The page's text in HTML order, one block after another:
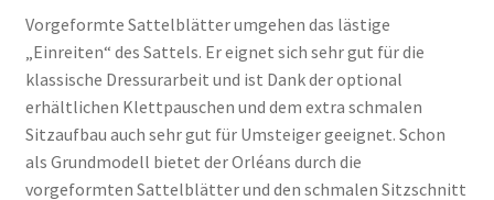
Vorgeformte Sattelblätter umgehen das lästige
„Einreiten“ des Sattels. Er eignet sich sehr gut für die
klassische Dressurarbeit und ist Dank der optional
erhältlichen Klettpauschen und dem extra schmalen
Sitzaufbau auch sehr gut für Umsteiger geeignet. Schon
als Grundmodell bietet der Orléans durch die
vorgeformten Sattelblätter und den schmalen Sitzschnitt